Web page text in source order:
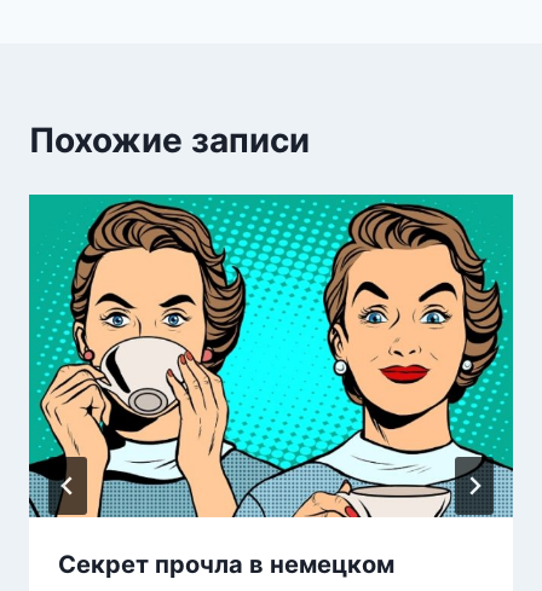
Похожие записи
Секрет прочла в немецком